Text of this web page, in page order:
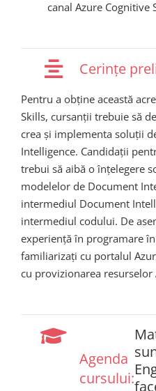
canal Azure Cognitive
Cerințe
Pentru a obține această
Skills, cursanții trebuie să
crea și implementa soluții
Intelligence. Candidații
trebui să aibă o înțelegere
modelelor de Document
intermediul Document
intermediul codului. De
experiență în programare
familiarizați cu portalul
cu provizionarea resurselor
Agenda
cursului: